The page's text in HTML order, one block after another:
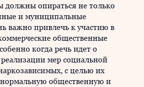
должны опираться не только
и муниципальные
важно привлечь к участию в
общественные
когда речь идет о
мер социальной
с целью их
общественную и